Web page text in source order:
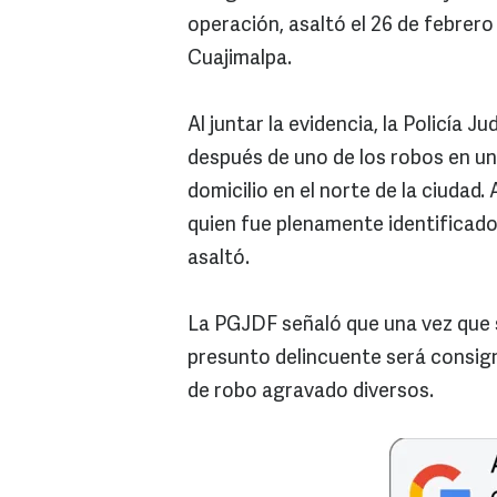
operación, asaltó el 26 de
Cuajimalpa.
Al juntar la evidencia, la Policía
después de uno de los robos en
domicilio en el norte de la ciudad.
quien fue plenamente
asaltó.
La PGJDF señaló que una vez
presunto delincuente será
de robo agravado diversos.